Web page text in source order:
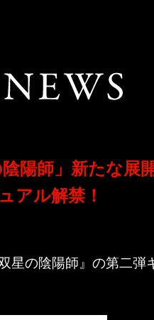
陽師」新たな展
アル解禁！
星の陰陽師』の第二弾